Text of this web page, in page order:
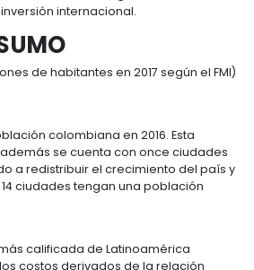
extranjera en la región
lo que lo convierte en
4G y una gestión fiscal sólida
resultados de Colombia, pasó